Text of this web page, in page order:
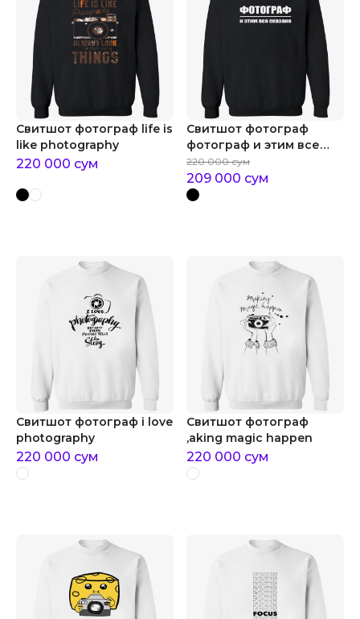
Свитшот фотограф life is
like photography
220 000 сум
Свитшот фотограф
фотограф и этим все
сказано
220 000 сум
209 000 сум
Свитшот фотограф i love
photography
220 000 сум
Свитшот фотограф
,aking magic happen
220 000 сум